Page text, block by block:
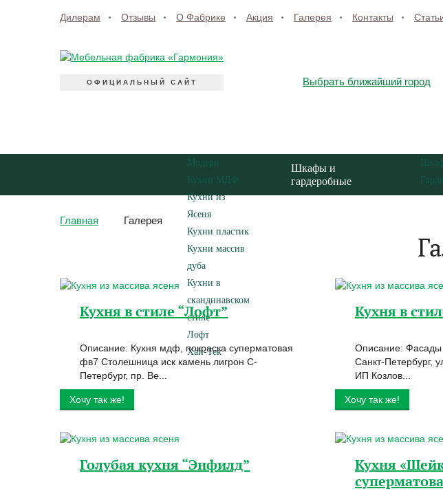
Дилерам Отзывы О Фабрике Акция Галерея Контакты
ОФИЦИАЛЬНЫЙ САЙТ Выбрать ближайший город
Модерн
Кухни МДФ
Кухни из
Ясеня
Кухни пластик
Кухни массив
дуба
Кухни в
скандинавском
стиле
Лофт
Хай-Тек
Шкафы и
гардеробные
Главная Галерея
Кухня в стиле “Лофт”
Описание: Кухня мдф, покраска суперматовая
фв7 Столешница иск камень лигрон С-
Петербург, пр. Ве...
Хочу так же!
Кухня в
Описание: Фасады
Санкт-Петербург,
ИП Козлов...
Хочу так же!
Голубая кухня “Энфилд”
Кухня